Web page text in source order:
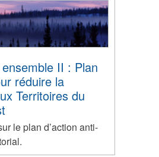
II : Plan
réduire la
Territoires du
le plan d’action anti-